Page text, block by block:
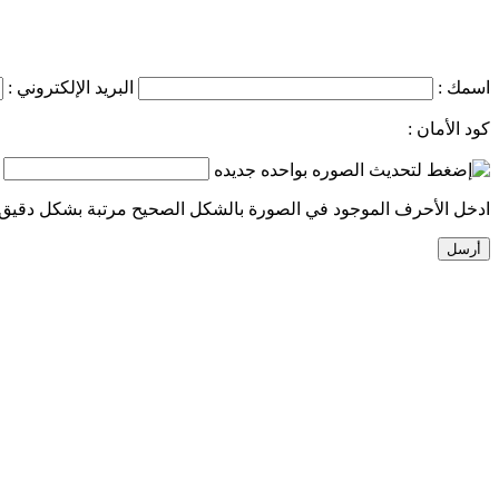
اسمك : البريد الإلكتروني :
كود الأمان :
ادخل الأحرف الموجود في الصورة بالشكل الصحيح مرتبة بشكل